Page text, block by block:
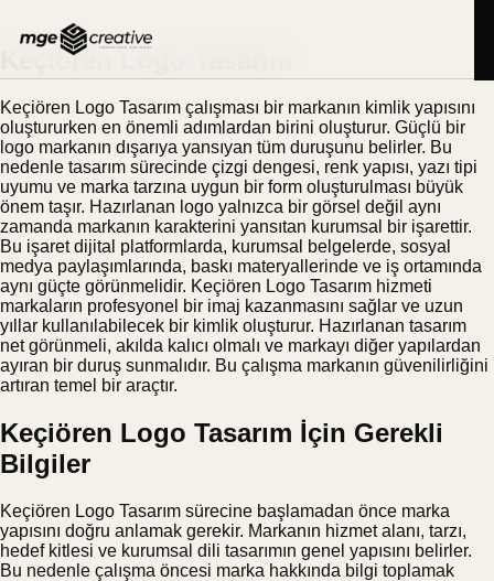
Keçiören Logo Tasarım
Keçiören Logo Tasarım çalışması bir markanın kimlik yapısını
oluştururken en önemli adımlardan birini oluşturur. Güçlü bir
logo markanın dışarıya yansıyan tüm duruşunu belirler. Bu
nedenle tasarım sürecinde çizgi dengesi, renk yapısı, yazı tipi
uyumu ve marka tarzına uygun bir form oluşturulması büyük
önem taşır. Hazırlanan logo yalnızca bir görsel değil aynı
zamanda markanın karakterini yansıtan kurumsal bir işarettir.
Bu işaret dijital platformlarda, kurumsal belgelerde, sosyal
medya paylaşımlarında, baskı materyallerinde ve iş ortamında
aynı güçte görünmelidir. Keçiören Logo Tasarım hizmeti
markaların profesyonel bir imaj kazanmasını sağlar ve uzun
yıllar kullanılabilecek bir kimlik oluşturur. Hazırlanan tasarım
net görünmeli, akılda kalıcı olmalı ve markayı diğer yapılardan
ayıran bir duruş sunmalıdır. Bu çalışma markanın güvenilirliğini
artıran temel bir araçtır.
Keçiören Logo Tasarım İçin Gerekli
Bilgiler
Keçiören Logo Tasarım sürecine başlamadan önce marka
yapısını doğru anlamak gerekir. Markanın hizmet alanı, tarzı,
hedef kitlesi ve kurumsal dili tasarımın genel yapısını belirler.
Bu nedenle çalışma öncesi marka hakkında bilgi toplamak